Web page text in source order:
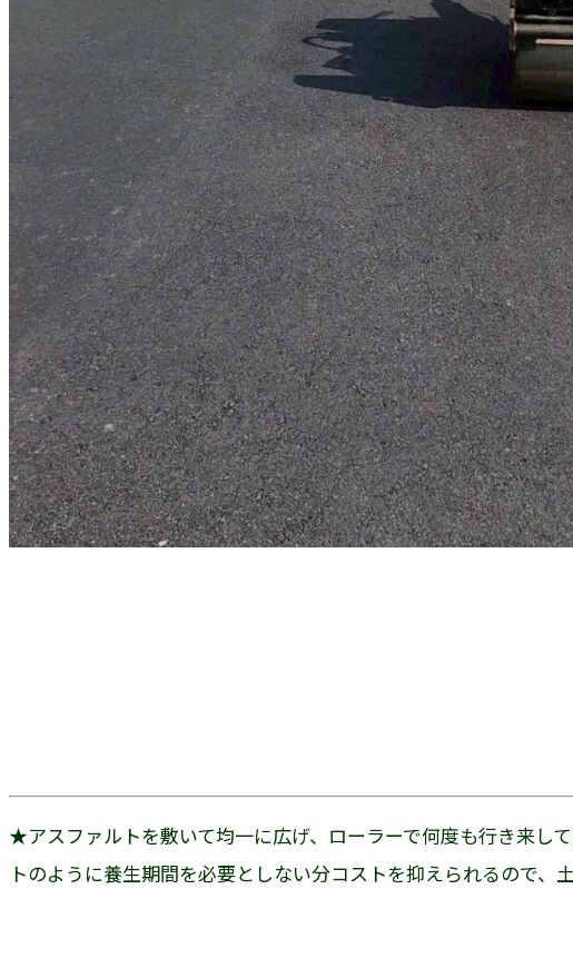
★アスファルトを敷いて均一に広げ、ローラーで何度も行き来
トのように養生期間を必要としない分コストを抑えられるので、